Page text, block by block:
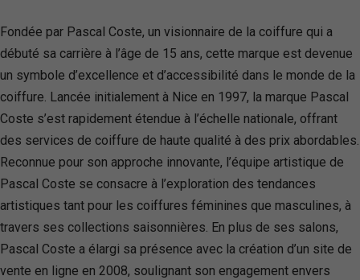
Fondée par Pascal Coste, un visionnaire de la coiffure qui a
débuté sa carrière à l’âge de 15 ans, cette marque est devenue
un symbole d’excellence et d’accessibilité dans le monde de la
coiffure. Lancée initialement à Nice en 1997, la marque Pascal
Coste s’est rapidement étendue à l’échelle nationale, offrant
des services de coiffure de haute qualité à des prix abordables.
Reconnue pour son approche innovante, l’équipe artistique de
Pascal Coste se consacre à l’exploration des tendances
artistiques tant pour les coiffures féminines que masculines, à
travers ses collections saisonnières. En plus de ses salons,
Pascal Coste a élargi sa présence avec la création d’un site de
vente en ligne en 2008, soulignant son engagement envers